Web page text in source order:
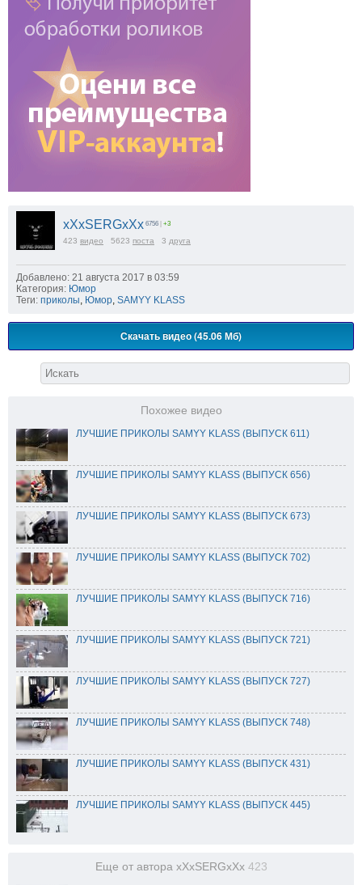
xXxSERGxXx 6756 +3
423 видео 5623 поста 3 друга
Добавлено: 21 августа 2017 в 03:59
Категория: Юмор
Теги: приколы, Юмор, SAMYY KLASS
Скачать видео (45.06 Мб)
Похожее видео
ЛУЧШИЕ ПРИКОЛЫ SAMYY KLASS (ВЫПУСК 611)
ЛУЧШИЕ ПРИКОЛЫ SAMYY KLASS (ВЫПУСК 656)
ЛУЧШИЕ ПРИКОЛЫ SAMYY KLASS (ВЫПУСК 673)
ЛУЧШИЕ ПРИКОЛЫ SAMYY KLASS (ВЫПУСК 702)
ЛУЧШИЕ ПРИКОЛЫ SAMYY KLASS (ВЫПУСК 716)
ЛУЧШИЕ ПРИКОЛЫ SAMYY KLASS (ВЫПУСК 721)
ЛУЧШИЕ ПРИКОЛЫ SAMYY KLASS (ВЫПУСК 727)
ЛУЧШИЕ ПРИКОЛЫ SAMYY KLASS (ВЫПУСК 748)
ЛУЧШИЕ ПРИКОЛЫ SAMYY KLASS (ВЫПУСК 431)
ЛУЧШИЕ ПРИКОЛЫ SAMYY KLASS (ВЫПУСК 445)
Еще от автора xXxSERGxXx 423